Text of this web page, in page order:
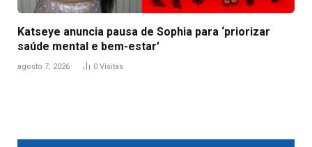
Katseye anuncia pausa de Sophia para ‘priorizar
saúde mental e bem-estar’
agosto 7, 2026 0 Visitas